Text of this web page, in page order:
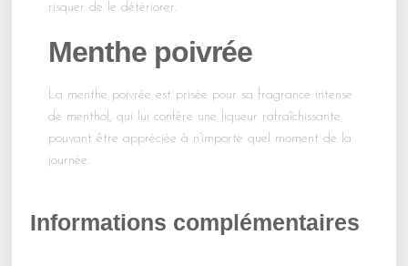
risquer de le détériorer.
Menthe poivrée
La menthe poivrée est prisée pour sa fragrance intense
de menthol, qui lui confère une liqueur rafraîchissante
pouvant être appréciée à n’importe quel moment de la
journée.
Informations complémentaires